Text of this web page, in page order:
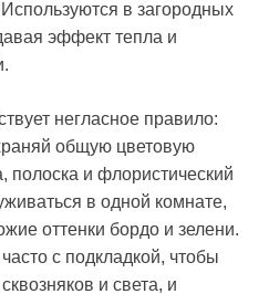
Используются в загородных
эффект тепла и
негласное правило:
общую цветовую
полоска и флористический
в одной комнате,
оттенки бордо и зелени.
с подкладкой, чтобы
и света, и